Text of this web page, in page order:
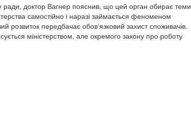
ради, доктор Вагнер пояснив, що цей орган обирає теми
самостійно і наразі займається феноменом
розвиток передбачає обов‘язковий захист споживачів.
міністерством, але окремого закону про роботу